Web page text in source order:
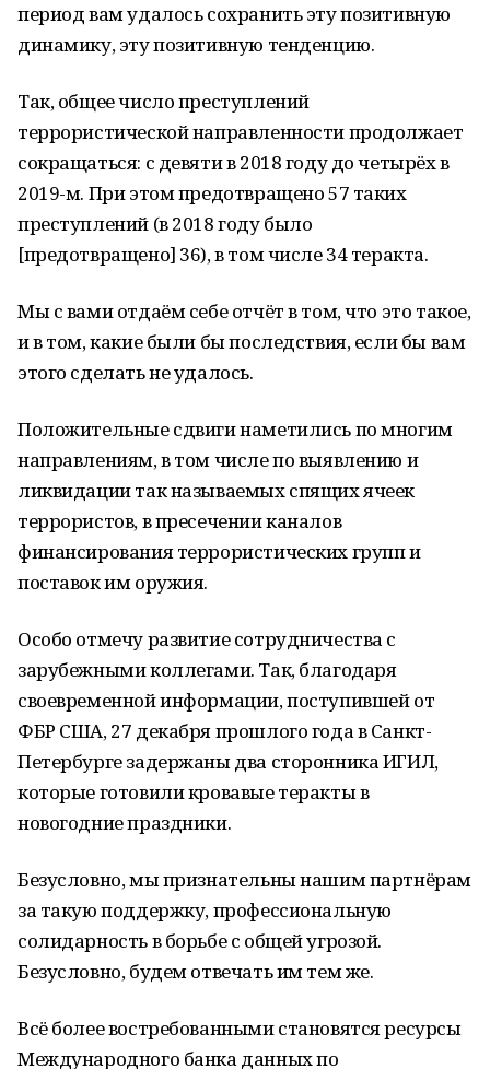
период вам удалось сохранить эту позитивную
динамику, эту позитивную тенденцию.
Так, общее число преступлений
террористической направленности продолжает
сокращаться: с девяти в 2018 году до четырёх в
2019-м. При этом предотвращено 57 таких
преступлений (в 2018 году было
[предотвращено] 36), в том числе 34 теракта.
Мы с вами отдаём себе отчёт в том, что это такое,
и в том, какие были бы последствия, если бы вам
этого сделать не удалось.
Положительные сдвиги наметились по многим
направлениям, в том числе по выявлению и
ликвидации так называемых спящих ячеек
террористов, в пресечении каналов
финансирования террористических групп и
поставок им оружия.
Особо отмечу развитие сотрудничества с
зарубежными коллегами. Так, благодаря
своевременной информации, поступившей от
ФБР США, 27 декабря прошлого года в Санкт-
Петербурге задержаны два сторонника ИГИЛ,
которые готовили кровавые теракты в
новогодние праздники.
Безусловно, мы признательны нашим партнёрам
за такую поддержку, профессиональную
солидарность в борьбе с общей угрозой.
Безусловно, будем отвечать им тем же.
Всё более востребованными становятся ресурсы
Международного банка данных по